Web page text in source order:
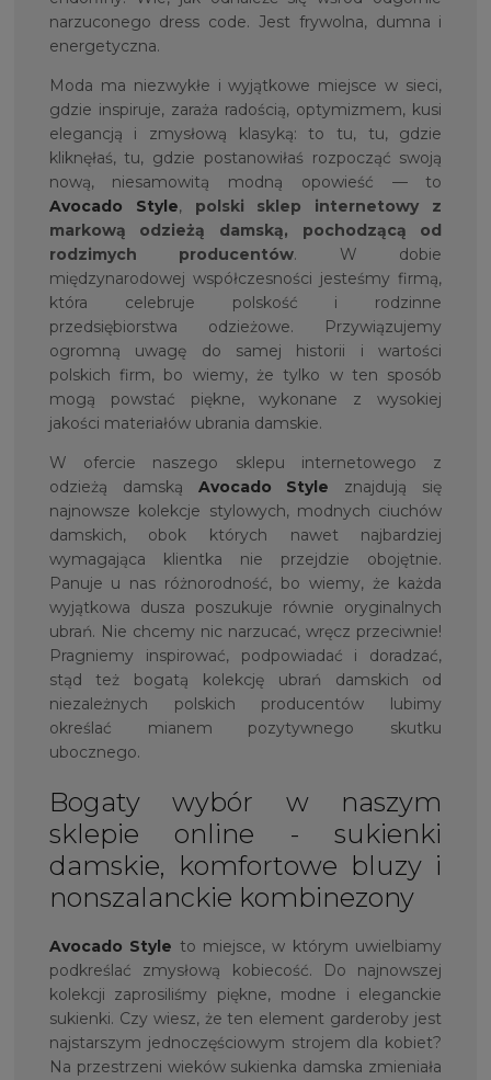
narzuconego dress code. Jest frywolna, dumna i
energetyczna.
Moda ma niezwykłe i wyjątkowe miejsce w sieci,
gdzie inspiruje, zaraża radością, optymizmem, kusi
elegancją i zmysłową klasyką: to tu, tu, gdzie
kliknęłaś, tu, gdzie postanowiłaś rozpocząć swoją
nową, niesamowitą modną opowieść — to
Avocado Style, polski sklep internetowy z
markową odzieżą damską, pochodzącą od
rodzimych producentów. W dobie
międzynarodowej współczesności jesteśmy firmą,
która celebruje polskość i rodzinne
przedsiębiorstwa odzieżowe. Przywiązujemy
ogromną uwagę do samej historii i wartości
polskich firm, bo wiemy, że tylko w ten sposób
mogą powstać piękne, wykonane z wysokiej
jakości materiałów ubrania damskie.
W ofercie naszego sklepu internetowego z
odzieżą damską Avocado Style znajdują się
najnowsze kolekcje stylowych, modnych ciuchów
damskich, obok których nawet najbardziej
wymagająca klientka nie przejdzie obojętnie.
Panuje u nas różnorodność, bo wiemy, że każda
wyjątkowa dusza poszukuje równie oryginalnych
ubrań. Nie chcemy nic narzucać, wręcz przeciwnie!
Pragniemy inspirować, podpowiadać i doradzać,
stąd też bogatą kolekcję ubrań damskich od
niezależnych polskich producentów lubimy
określać mianem pozytywnego skutku
ubocznego.
Bogaty wybór w naszym
sklepie online - sukienki
damskie, komfortowe bluzy i
nonszalanckie kombinezony
Avocado Style to miejsce, w którym uwielbiamy
podkreślać zmysłową kobiecość. Do najnowszej
kolekcji zaprosiliśmy piękne, modne i eleganckie
sukienki. Czy wiesz, że ten element garderoby jest
najstarszym jednoczęściowym strojem dla kobiet?
Na przestrzeni wieków sukienka damska zmieniała